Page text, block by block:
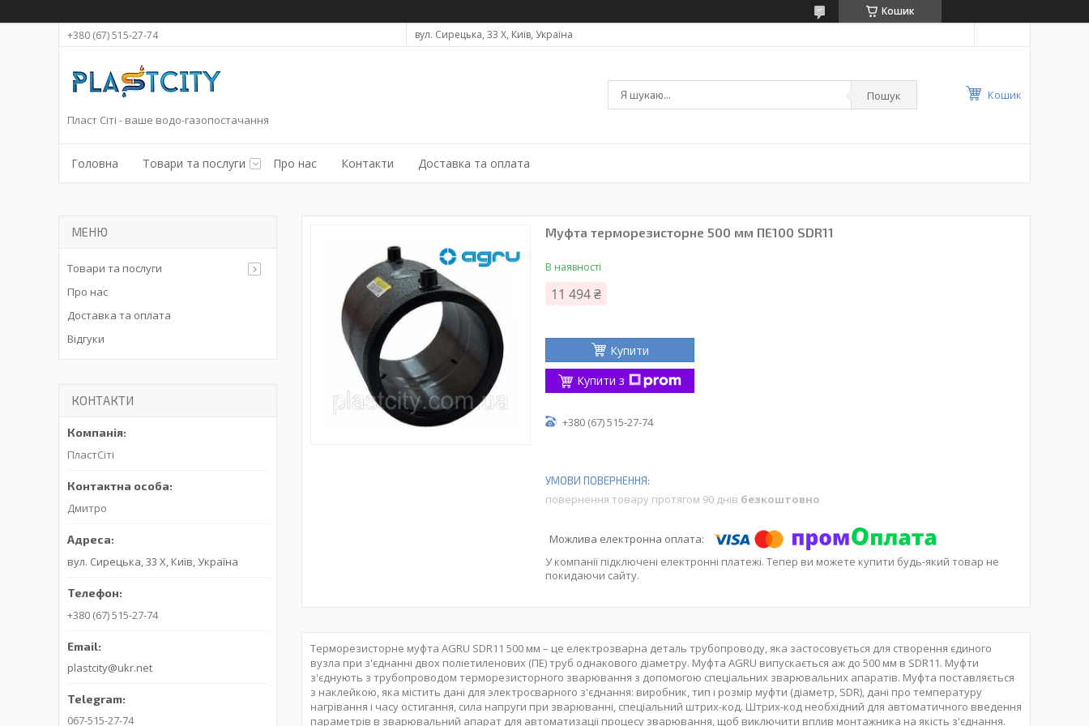
Кошик
+380 (67) 515-27-74
вул. Сирецька, 33 Х, Київ, Україна
Пласт Сіті - ваше водо-газопостачання
Пошук Кошик
Головна Товари та послуги Про нас Контакти Доставка та оплата
Муфта терморезисторне 500 мм ПЕ100 SDR11
В наявності
11 494 ₴
Купити
Купити з
+380 (67) 515-27-74
повернення товару протягом 90 днів безкоштовно
У компанії підключені електронні платежі. Тепер ви можете купити будь-який товар не
покидаючи сайту.
Терморезисторне муфта AGRU SDR11 500 мм – це електрозварна деталь трубопроводу, яка застосовується для створення єдиного
вузла при з'єднанні двох поліетиленових (ПЕ) труб однакового діаметру. Муфта AGRU випускається аж до 500 мм в SDR11. Муфти
з'єднують з трубопроводом терморезисторного зварювання з допомогою спеціальних зварювальних апаратів. Муфта поставляється
з наклейкою, яка містить дані для электросварного з'єднання: виробник, тип і розмір муфти (діаметр, SDR), дані про температуру
нагрівання і часу остигання, сила напруги при зварюванні, спеціальний штрих-код. Штрих-код необхідний для автоматичного введення
параметрів в зварювальний апарат для автоматизації процесу зварювання, щоб виключити вплив монтажника на якість з'єднання.
Товари та послуги
Про нас
Доставка та оплата
Відгуки
КОНТАКТИ
ПластСіті
Дмитро
вул. Сирецька, 33 Х, Київ, Україна
+380 (67) 515-27-74
plastcity@ukr.net
067-515-27-74